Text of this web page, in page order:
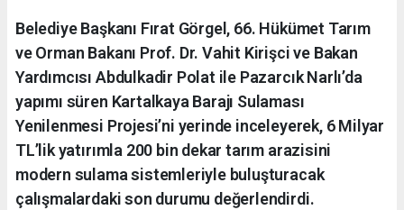
Belediye Başkanı Fırat Görgel, 66. Hükümet Tarım
ve Orman Bakanı Prof. Dr. Vahit Kirişci ve Bakan
Yardımcısı Abdulkadir Polat ile Pazarcık Narlı’da
yapımı süren Kartalkaya Barajı Sulaması
Yenilenmesi Projesi’ni yerinde inceleyerek, 6 Milyar
TL’lik yatırımla 200 bin dekar tarım arazisini
modern sulama sistemleriyle buluşturacak
çalışmalardaki son durumu değerlendirdi.